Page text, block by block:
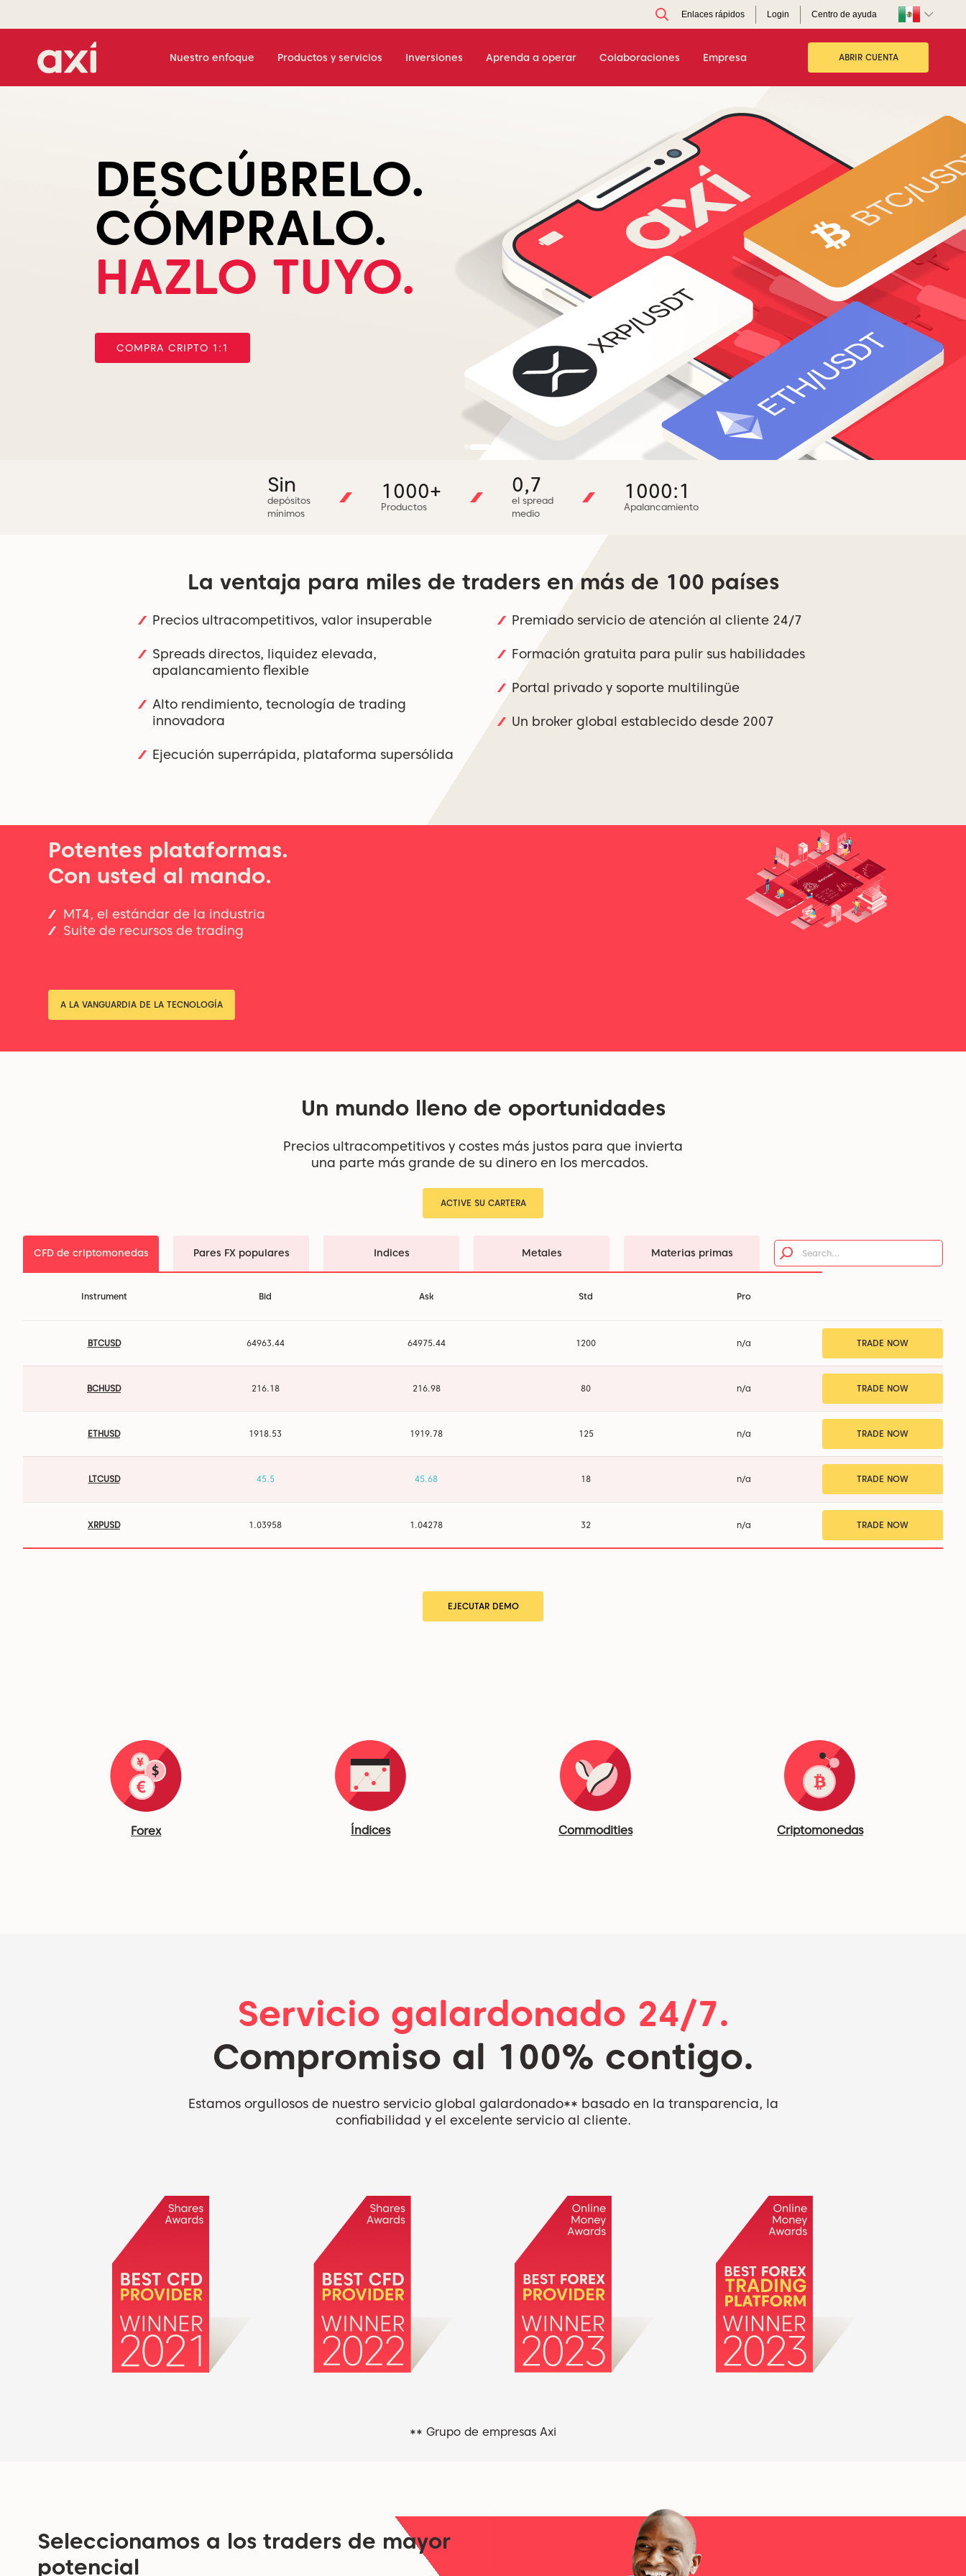
Enlaces rápidos Login Centro de ayuda
Nuestro enfoque Productos y servicios Inversiones Aprenda a operar Colaboraciones Empresa ABRIR CUENTA
Opera con fondos de Axi
de hasta$1 millón de
dólaresestadounidenses
Axi ha lanzado un programa de asignación
de capital sin tarifas de registro ni tarifas
Sin
depósitos
mínimos
1000+
Productos
0,7
el spread
medio
1000:1
Apalancamiento
La ventaja para miles de traders en más de 100 países
Precios ultracompetitivos, valor insuperable
Spreads directos, liquidez elevada,
apalancamiento flexible
Alto rendimiento, tecnología de trading
innovadora
Ejecución superrápida, plataforma supersólida
Premiado servicio de atención al cliente 24/7
Formación gratuita para pulir sus habilidades
Portal privado y soporte multilingüe
Un broker global establecido desde 2007
Potentes plataformas.
Con usted al mando.
MT4, el estándar de la industria
Suite de recursos de trading
A LA VANGUARDIA DE LA TECNOLOGÍA
Un mundo lleno de oportunidades
Precios ultracompetitivos y costes más justos para que invierta
una parte más grande de su dinero en los mercados.
ACTIVE SU CARTERA
CFD de criptomonedas Pares FX populares Indices Metales Materias primas
Instrument Bid Ask Std Pro
BTCUSD 64963.45 64975.45 1200 n/a TRADE NOW
BCHUSD 216.18 216.98 80 n/a TRADE NOW
ETHUSD 1918.53 1919.78 125 n/a TRADE NOW
LTCUSD 45.49 45.67 18 n/a TRADE NOW
XRPUSD 1.03958 1.04278 32 n/a TRADE NOW
EJECUTAR DEMO
Forex Índices Commodities Criptomonedas
Servicio galardonado 24/7.
Compromiso al 100% contigo.
Estamos orgullosos de nuestro servicio global galardonado** basado en la transparencia, la
confiabilidad y el excelente servicio al cliente.
** Grupo de empresas Axi
Seleccionamos a los traders de mayor
potencial